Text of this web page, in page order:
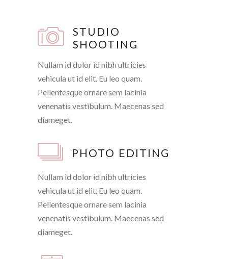
STUDIO
SHOOTING
Nullam id dolor id nibh ultricies
vehicula ut id elit. Eu leo quam.
Pellentesque ornare sem lacinia
venenatis vestibulum. Maecenas sed
diameget.
PHOTO EDITING
Nullam id dolor id nibh ultricies
vehicula ut id elit. Eu leo quam.
Pellentesque ornare sem lacinia
venenatis vestibulum. Maecenas sed
diameget.